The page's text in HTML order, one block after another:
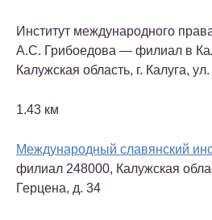
Институт международного
А.С. Грибоедова — филиал в
Калужская область, г. Калуга,
1.43 км
Международный славянский
филиал 248000, Калужская
Герцена, д. 34